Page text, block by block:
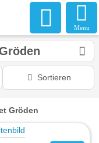
Menu
Sortieren
Gröden